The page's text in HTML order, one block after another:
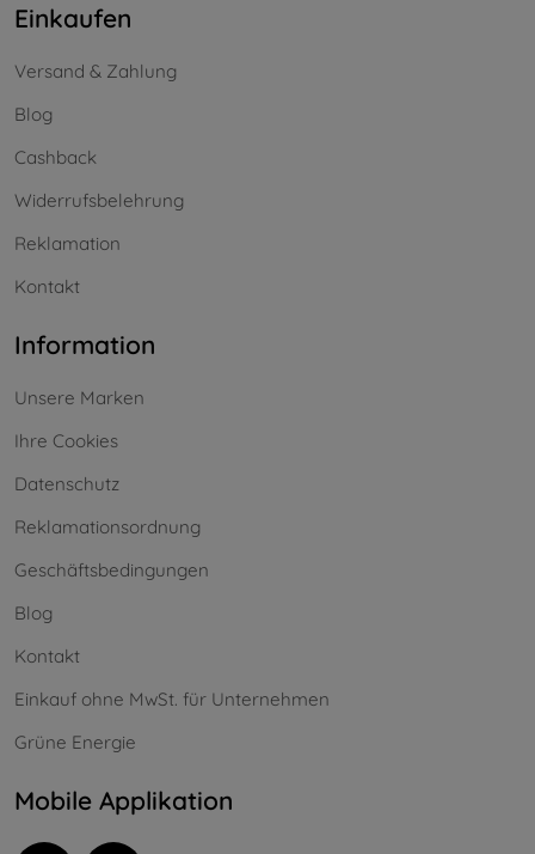
Einkaufen
Versand & Zahlung
Blog
Cashback
Widerrufsbelehrung
Reklamation
Kontakt
Information
Unsere Marken
Ihre Cookies
Datenschutz
Reklamationsordnung
Geschäftsbedingungen
Blog
Kontakt
Einkauf ohne MwSt. für Unternehmen
Grüne Energie
Mobile Applikation